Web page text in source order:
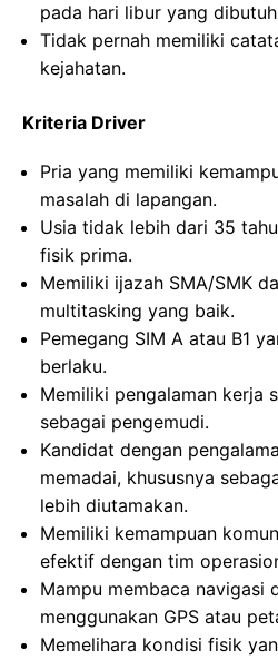
pada hari libur yang
Tidak pernah memiliki
kejahatan.
Kriteria Driver
Pria yang memiliki
masalah di lapangan.
Usia tidak lebih dari 35
fisik prima.
Memiliki ijazah SMA/SMK
multitasking yang baik.
Pemegang SIM A atau B1
berlaku.
Memiliki pengalaman kerja
sebagai pengemudi.
Kandidat dengan
memadai, khususnya
lebih diutamakan.
Memiliki kemampuan
efektif dengan tim
Mampu membaca navigasi
menggunakan GPS atau
Memelihara kondisi fisik